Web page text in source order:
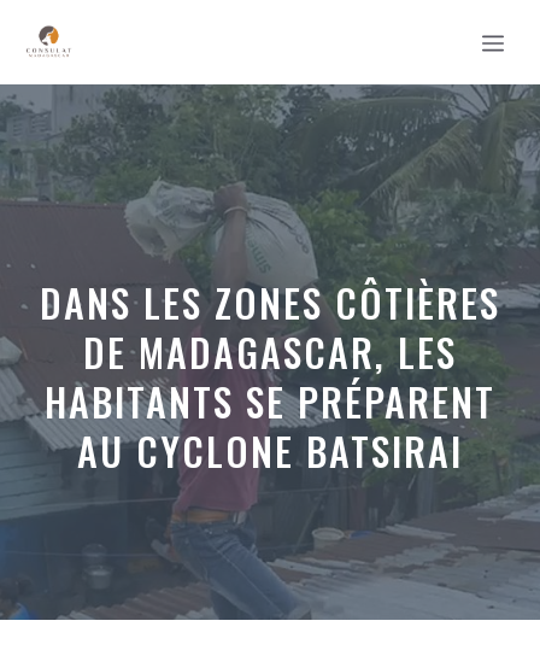
contenu
DANS LES ZONES CÔTIÈRES
DE MADAGASCAR, LES
HABITANTS SE PRÉPARENT
AU CYCLONE BATSIRAI